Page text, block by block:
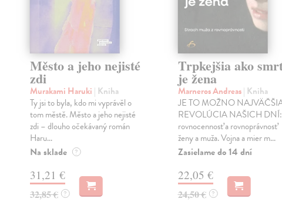
Město a jeho nejisté
zdi
Murakami Haruki | Kniha
Ty jsi to byla, kdo mi vyprávěl o
tom městě. Město a jeho nejisté
zdi – dlouho očekávaný román
Haru...
Na sklade ?
31,21 €
32,85 € ?
Trpkejšia ako
je žena
Marneros Andreas| Kniha
JE TO MOŽNO
REVOLÚCIA NAŠICH DNÍ:
rovnocennosť a rovnoprávnosť
ženy a muža. Vojna a mier m...
Zasielame do 14 dní
22,05 €
24,50 € ?